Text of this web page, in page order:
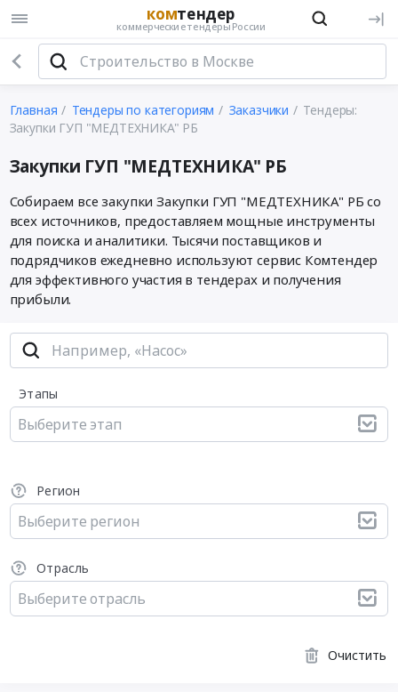
комтендер
коммерческие тендеры России
Главная Тендеры по категориям Заказчики
Тендеры:
Закупки ГУП "МЕДТЕХНИКА" РБ
Закупки ГУП "МЕДТЕХНИКА" РБ
Собираем все закупки Закупки ГУП "МЕДТЕХНИКА" РБ со
всех источников, предоставляем мощные инструменты
для поиска и аналитики. Тысячи поставщиков и
подрядчиков ежедневно используют сервис Комтендер
для эффективного участия в тендерах и получения
прибыли.
Этапы
Выберите этап
Регион
Выберите регион
Отрасль
Выберите отрасль
Очистить